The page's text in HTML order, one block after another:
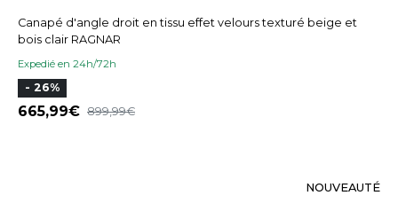
Canapé d'angle droit en tissu effet velours texturé beige et
bois clair RAGNAR
Expedié en 24h/72h
- 26%
665,99 899,99
NOUVEAUTÉ